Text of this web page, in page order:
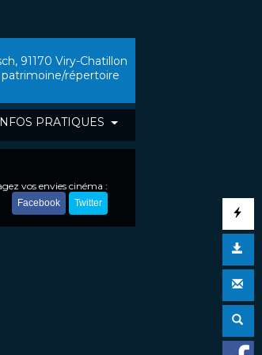
PRATIQUES
91170 Viry-Chatillon
répertoire
vos envies cinéma :
Facebook Twitter